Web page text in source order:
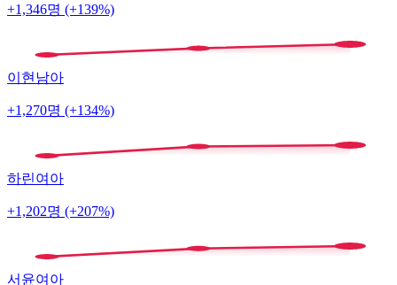
+1,346명 (+139%)
이현 남아
+1,270명 (+134%)
하린여아
+1,202명 (+207%)
서윤여아